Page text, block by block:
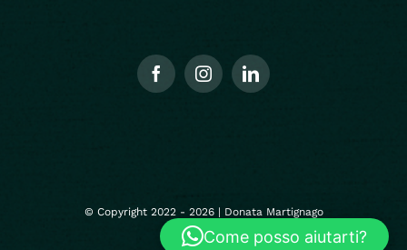
© Copyright 2022 - 2026 | Donata Martignago
Come posso aiutarti?